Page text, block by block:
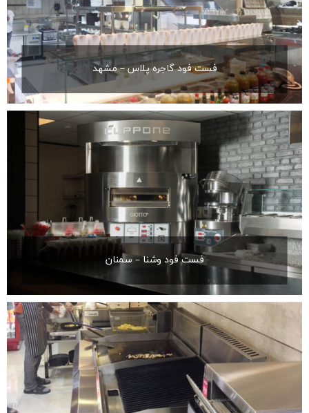
فست فود گاجره پلاس – مشهد
فست فود وشنا – سمنان